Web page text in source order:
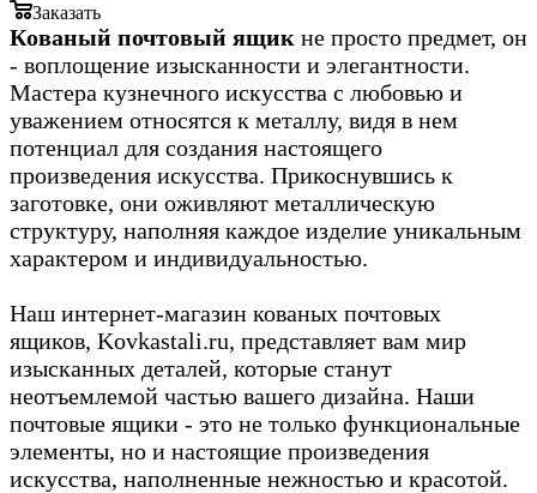
Заказать
Кованый почтовый ящик не просто предмет, он
- воплощение изысканности и элегантности.
Мастера кузнечного искусства с любовью и
уважением относятся к металлу, видя в нем
потенциал для создания настоящего
произведения искусства. Прикоснувшись к
заготовке, они оживляют металлическую
структуру, наполняя каждое изделие уникальным
характером и индивидуальностью.
Наш интернет-магазин кованых почтовых
ящиков, Kovkastali.ru, представляет вам мир
изысканных деталей, которые станут
неотъемлемой частью вашего дизайна. Наши
почтовые ящики - это не только функциональные
элементы, но и настоящие произведения
искусства, наполненные нежностью и красотой.